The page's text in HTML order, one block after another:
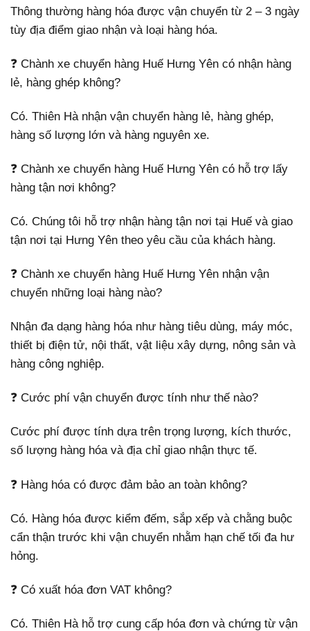
Thông thường hàng hóa được vận chuyển từ 2 – 3 ngày
tùy địa điểm giao nhận và loại hàng hóa.
❓ Chành xe chuyển hàng Huế Hưng Yên có nhận hàng
lẻ, hàng ghép không?
Có. Thiên Hà nhận vận chuyển hàng lẻ, hàng ghép,
hàng số lượng lớn và hàng nguyên xe.
❓ Chành xe chuyển hàng Huế Hưng Yên có hỗ trợ lấy
hàng tận nơi không?
Có. Chúng tôi hỗ trợ nhận hàng tận nơi tại Huế và giao
tận nơi tại Hưng Yên theo yêu cầu của khách hàng.
❓ Chành xe chuyển hàng Huế Hưng Yên nhận vận
chuyển những loại hàng nào?
Nhận đa dạng hàng hóa như hàng tiêu dùng, máy móc,
thiết bị điện tử, nội thất, vật liệu xây dựng, nông sản và
hàng công nghiệp.
❓ Cước phí vận chuyển được tính như thế nào?
Cước phí được tính dựa trên trọng lượng, kích thước,
số lượng hàng hóa và địa chỉ giao nhận thực tế.
❓ Hàng hóa có được đảm bảo an toàn không?
Có. Hàng hóa được kiểm đếm, sắp xếp và chằng buộc
cẩn thận trước khi vận chuyển nhằm hạn chế tối đa hư
hỏng.
❓ Có xuất hóa đơn VAT không?
Có. Thiên Hà hỗ trợ cung cấp hóa đơn và chứng từ vận